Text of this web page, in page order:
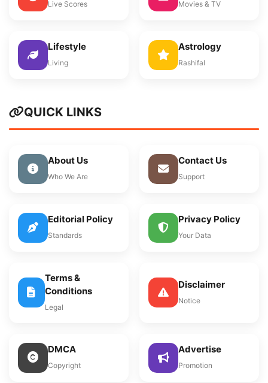
Live Scores Movies & TV
Lifestyle
Living
Astrology
Rashifal
QUICK LINKS
About Us
Who We Are
Contact Us
Support
Editorial Policy
Standards
Privacy Policy
Your Data
Terms &
Conditions
Legal
Disclaimer
Notice
DMCA
Copyright
Advertise
Promotion